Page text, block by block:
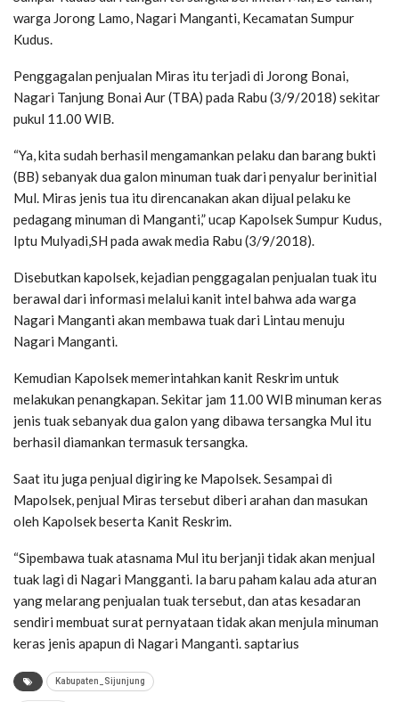
warga Jorong Lamo, Nagari Manganti, Kecamatan Sumpur
Kudus.
Penggagalan penjualan Miras itu terjadi di Jorong Bonai,
Nagari Tanjung Bonai Aur (TBA) pada Rabu (3/9/2018) sekitar
pukul 11.00 WIB.
“Ya, kita sudah berhasil mengamankan pelaku dan barang bukti
(BB) sebanyak dua galon minuman tuak dari penyalur berinitial
Mul. Miras jenis tua itu direncanakan akan dijual pelaku ke
pedagang minuman di Manganti,” ucap Kapolsek Sumpur Kudus,
Iptu Mulyadi,SH pada awak media Rabu (3/9/2018).
Disebutkan kapolsek, kejadian penggagalan penjualan tuak itu
berawal dari informasi melalui kanit intel bahwa ada warga
Nagari Manganti akan membawa tuak dari Lintau menuju
Nagari Manganti.
Kemudian Kapolsek memerintahkan kanit Reskrim untuk
melakukan penangkapan. Sekitar jam 11.00 WIB minuman keras
jenis tuak sebanyak dua galon yang dibawa tersangka Mul itu
berhasil diamankan termasuk tersangka.
Saat itu juga penjual digiring ke Mapolsek. Sesampai di
Mapolsek, penjual Miras tersebut diberi arahan dan masukan
oleh Kapolsek beserta Kanit Reskrim.
“Sipembawa tuak atasnama Mul itu berjanji tidak akan menjual
tuak lagi di Nagari Mangganti. Ia baru paham kalau ada aturan
yang melarang penjualan tuak tersebut, dan atas kesadaran
sendiri membuat surat pernyataan tidak akan menjula minuman
keras jenis apapun di Nagari Manganti. saptarius
Kabupaten_Sijunjung